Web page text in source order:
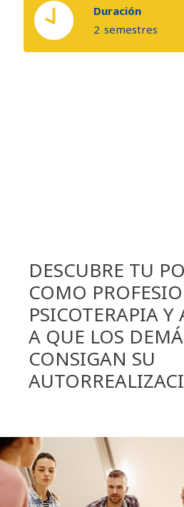
Duración
2 semestres
DESCUBRE TU
COMO
PSICOTERAPIA
A QUE LOS
CONSIGAN SU